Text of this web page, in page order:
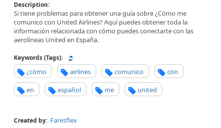
Description:
Si tiene problemas para obtener una guía sobre ¿Cómo me
comunico con United Airlines? Aquí puedes obtener toda la
información relacionada con cómo puedes conectarte con las
aerolíneas United en España.
Keywords (Tags):
¿cómo airlines comunico con
en español me united
Created by: Faresflex